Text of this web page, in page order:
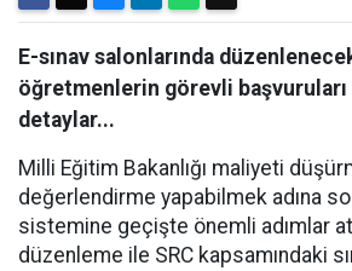
E-sınav salonlarında
öğretmenlerin görevli
detaylar...
Milli Eğitim Bakanlığı maliyeti
değerlendirme yapabilmek adına
sistemine geçişte önemli adımlar
düzenleme ile SRC kapsamındaki